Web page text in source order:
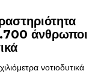
άνθρωποι
νοτιοδυτικά